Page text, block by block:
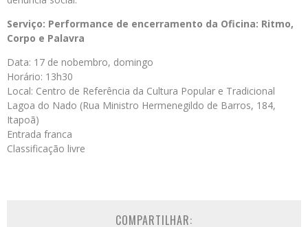
Serviço: Performance de encerramento da Oficina: Ritmo,
Corpo e Palavra
Data: 17 de nobembro, domingo
Horário: 13h30
Local: Centro de Referência da Cultura Popular e Tradicional
Lagoa do Nado (Rua Ministro Hermenegildo de Barros, 184,
Itapoã)
Entrada franca
Classificação livre
COMPARTILHAR: